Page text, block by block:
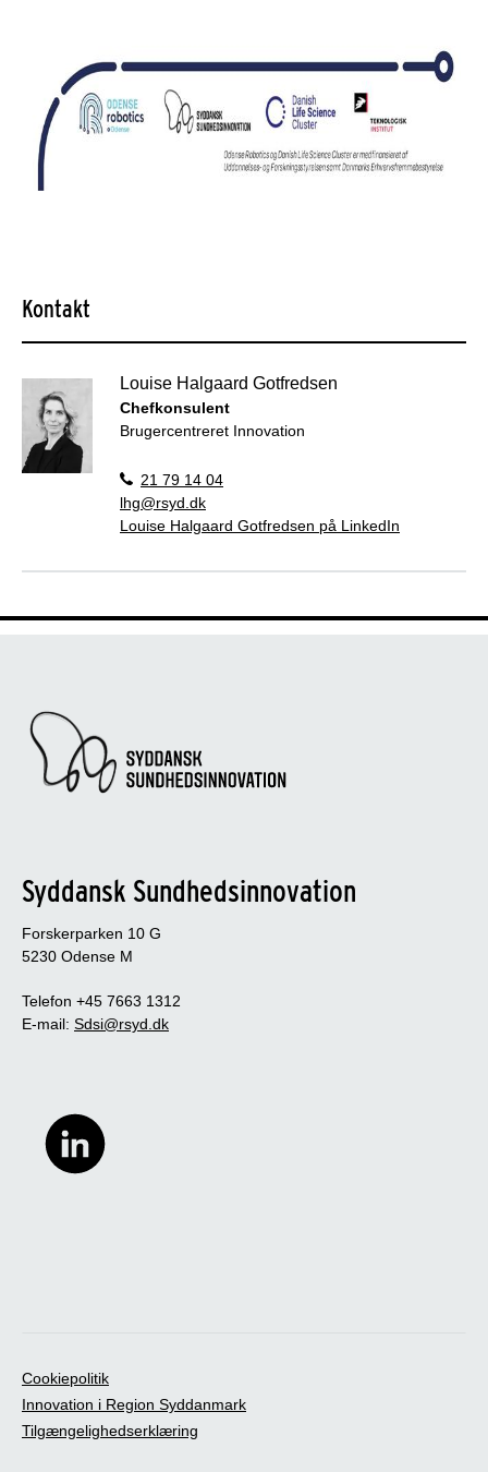
Kontakt
Louise Halgaard Gotfredsen
Chefkonsulent
Brugercentreret Innovation
21 79 14 04
lhg@rsyd.dk
Louise Halgaard Gotfredsen på LinkedIn
Syddansk Sundhedsinnovation
Forskerparken 10 G
5230 Odense M
Telefon +45 7663 1312
E-mail: Sdsi@rsyd.dk
Cookiepolitik
Innovation i Region Syddanmark
Tilgængelighedserklæring